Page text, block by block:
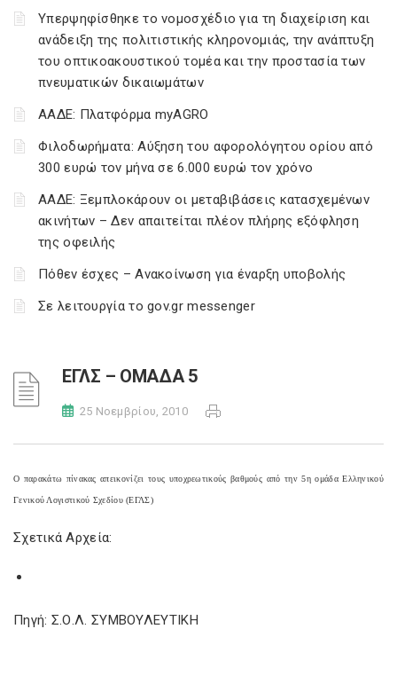
Υπερψηφίσθηκε το νομοσχέδιο για τη διαχείριση και
ανάδειξη της πολιτιστικής κληρονομιάς, την ανάπτυξη
του οπτικοακουστικού τομέα και την προστασία των
πνευματικών δικαιωμάτων
ΑΑΔΕ: Πλατφόρμα myAGRO
Φιλοδωρήματα: Αύξηση του αφορολόγητου ορίου από
300 ευρώ τον μήνα σε 6.000 ευρώ τον χρόνο
ΑΑΔΕ: Ξεμπλοκάρουν οι μεταβιβάσεις κατασχεμένων
ακινήτων – Δεν απαιτείται πλέον πλήρης εξόφληση
της οφειλής
Πόθεν έσχες – Ανακοίνωση για έναρξη υποβολής
Σε λειτουργία το gov.gr messenger
ΕΓΛΣ – ΟΜΑΔΑ 5
25 Νοεμβρίου, 2010
Ο παρακάτω πίνακας απεικονίζει τους υποχρεωτικούς βαθμούς από την 5η ομάδα Ελληνικού
Γενικού Λογιστικού Σχεδίου (ΕΓΛΣ)
Σχετικά Αρχεία:
Πηγή: Σ.Ο.Λ. ΣΥΜΒΟΥΛΕΥΤΙΚΗ